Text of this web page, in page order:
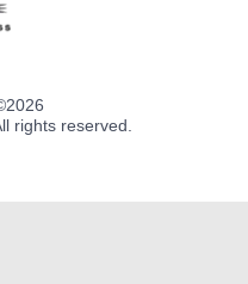
2026
rights reserved.